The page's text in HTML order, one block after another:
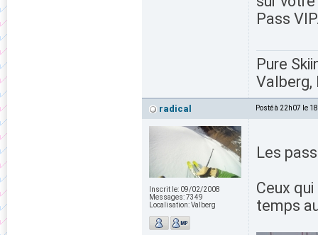
Pass
Pure
Valberg,
radical Posté à 22h07 le
Inscrit le: 09/02/2008
Messages:7349
Localisation:Valberg
Les
Ceux
temps